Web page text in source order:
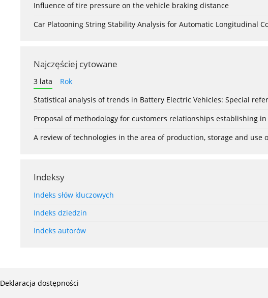
Influence of tire pressure on the vehicle braking distance
Car Platooning String Stability Analysis for Automatic Longitudinal
Najczęściej cytowane
3 lata
Rok
Statistical analysis of trends in Battery Electric Vehicles: Special
Proposal of methodology for customers relationships establishing
A review of technologies in the area of production, storage and
Indeksy
Indeks słów kluczowych
Indeks dziedzin
Indeks autorów
Deklaracja dostępności